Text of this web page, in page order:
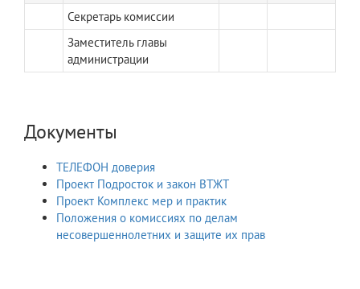
Секретарь комиссии
Заместитель главы
администрации
Документы
ТЕЛЕФОН доверия
Проект Подросток и закон ВТЖТ
Проект Комплекс мер и практик
Положения о комиссиях по делам
несовершеннолетних и защите их прав